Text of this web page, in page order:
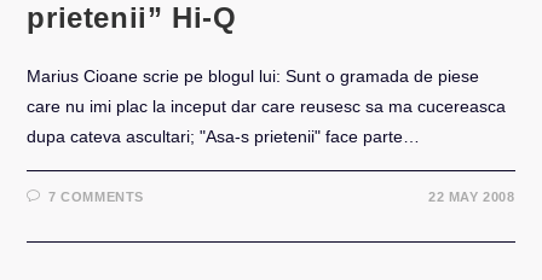
prietenii” Hi-Q
Marius Cioane scrie pe blogul lui: Sunt o gramada de piese
care nu imi plac la inceput dar care reusesc sa ma cucereasca
dupa cateva ascultari; "Asa-s prietenii" face parte…
7 COMMENTS 22 MAY 2008